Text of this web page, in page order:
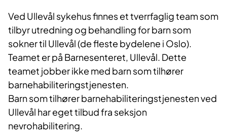
​Ved Ullevål sykehus finnes et tverrfaglig team som
tilbyr utredning og behandling for barn som
sokner til Ullevål (de fleste bydelene i Oslo).
Teamet er på Barnesenteret, Ullevål. Dette
teamet jobber ikke med barn som tilhører
barnehabiliteringstjenesten.
Barn som tilhører barnehabiliteringstjenesten ved
Ullevål har eget tilbud fra seksjon
nevrohabilitering.